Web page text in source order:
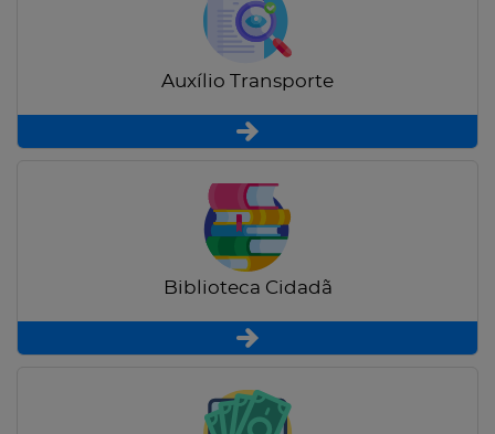
Auxílio Transporte
Biblioteca Cidadã